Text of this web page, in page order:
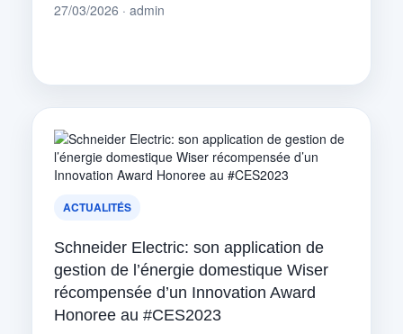
27/03/2026 · admin
ACTUALITÉS
Schneider Electric: son application de
gestion de l’énergie domestique Wiser
récompensée d’un Innovation Award
Honoree au #CES2023